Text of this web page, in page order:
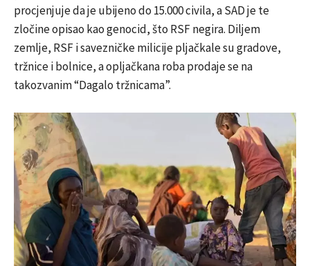
procjenjuje da je ubijeno do 15.000 civila, a SAD je te
zločine opisao kao genocid, što RSF negira. Diljem
zemlje, RSF i savezničke milicije pljačkale su gradove,
tržnice i bolnice, a opljačkana roba prodaje se na
takozvanim “Dagalo tržnicama”.